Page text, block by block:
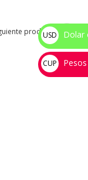
producto
USD
$
Dolar
CUP
💰
Pesos